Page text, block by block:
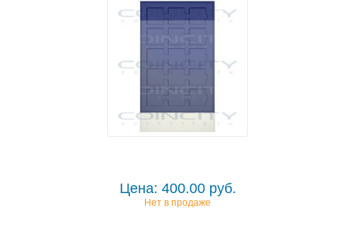
Цена: 400.00 руб.
Нет в продаже